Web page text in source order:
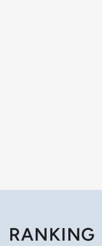
RANKING